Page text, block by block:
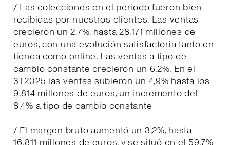
/ Las colecciones en el periodo fueron bien
recibidas por nuestros clientes. Las ventas
crecieron un 2,7%, hasta 28.171 millones de
euros, con una evolución satisfactoria tanto en
tienda como online. Las ventas a tipo de
cambio constante crecieron un 6,2%. En el
3T2025 las ventas subieron un 4,9% hasta los
9.814 millones de euros, un incremento del
8,4% a tipo de cambio constante
/ El margen bruto aumentó un 3,2%, hasta